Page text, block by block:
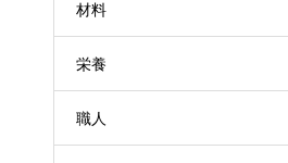
材料
栄養
職人